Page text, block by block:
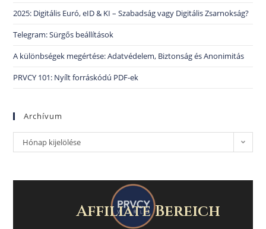
2025: Digitális Euró, eID & KI – Szabadság vagy Digitális Zsarnokság?
Telegram: Sürgős beállítások
A különbségek megértése: Adatvédelem, Biztonság és Anonimitás
PRVCY 101: Nyílt forráskódú PDF-ek
Archívum
Hónap kijelölése
Affiliate Bereich